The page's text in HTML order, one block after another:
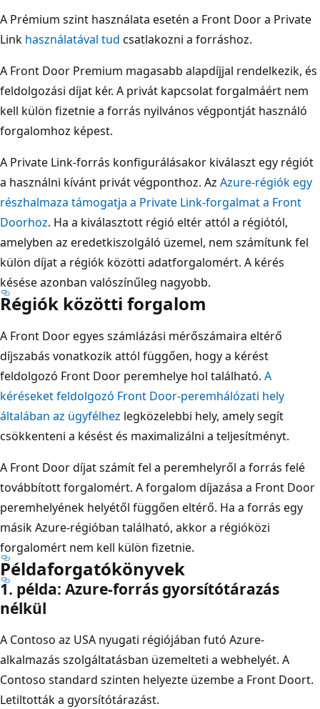
A Prémium szint használata esetén a Front Door a Private
Link használatával tud csatlakozni a forráshoz.
A Front Door Premium magasabb alapdíjjal rendelkezik, és
feldolgozási díjat kér. A privát kapcsolat forgalmáért nem
kell külön fizetnie a forrás nyilvános végpontját használó
forgalomhoz képest.
A Private Link-forrás konfigurálásakor kiválaszt egy régiót
a használni kívánt privát végponthoz. Az Azure-régiók egy
részhalmaza támogatja a Private Link-forgalmat a Front
Doorhoz. Ha a kiválasztott régió eltér attól a régiótól,
amelyben az eredetkiszolgáló üzemel, nem számítunk fel
külön díjat a régiók közötti adatforgalomért. A kérés
késése azonban valószínűleg nagyobb.
Régiók közötti forgalom
A Front Door egyes számlázási mérőszámaira eltérő
díjszabás vonatkozik attól függően, hogy a kérést
feldolgozó Front Door peremhelye hol található. A
kéréseket feldolgozó Front Door-peremhálózati hely
általában az ügyfélhez legközelebbi hely, amely segít
csökkenteni a késést és maximalizálni a teljesítményt.
A Front Door díjat számít fel a peremhelyről a forrás felé
továbbított forgalomért. A forgalom díjazása a Front Door
peremhelyének helyétől függően eltérő. Ha a forrás egy
másik Azure-régióban található, akkor a régióközi
forgalomért nem kell külön fizetnie.
Példaforgatókönyvek
1. példa: Azure-forrás gyorsítótárazás
nélkül
A Contoso az USA nyugati régiójában futó Azure-
alkalmazás szolgáltatásban üzemelteti a webhelyét. A
Contoso standard szinten helyezte üzembe a Front Doort.
Letiltották a gyorsítótárazást.